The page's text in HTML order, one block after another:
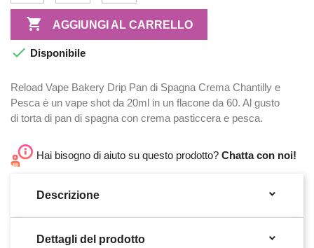
 AGGIUNGI AL CARRELLO
 Disponibile
Reload Vape Bakery Drip Pan di Spagna Crema Chantilly e
Pesca è un vape shot da 20ml in un flacone da 60. Al gusto
di torta di pan di spagna con crema pasticcera e pesca.
Hai bisogno di aiuto su questo prodotto? Chatta con noi!
Descrizione 
Dettagli del prodotto 